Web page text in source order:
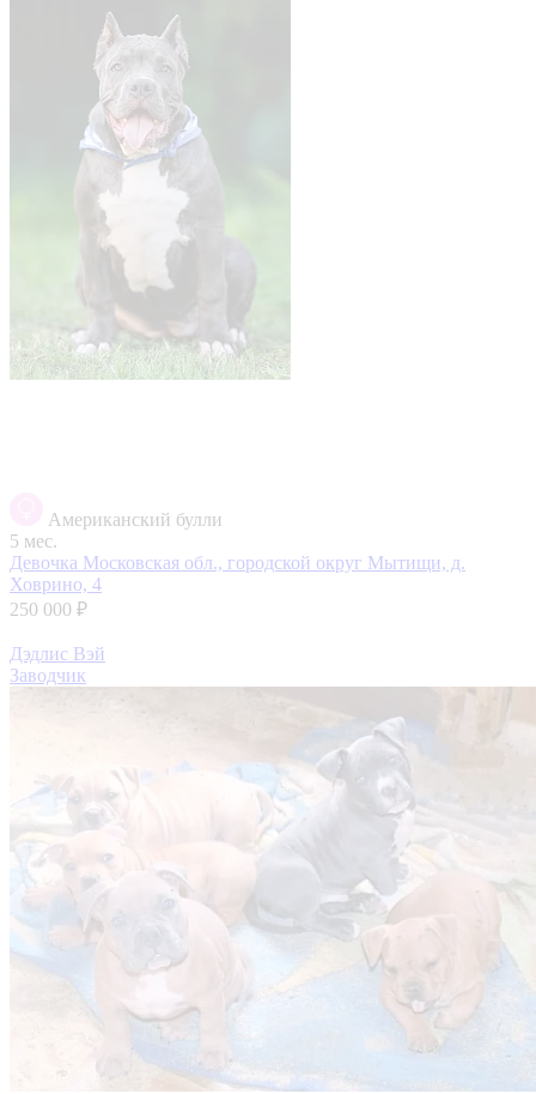
Американский булли
5 мес.
Девочка Московская обл., городской округ Мытищи, д.
Ховрино, 4
250 000 ₽
Дэдлис Вэй
Заводчик